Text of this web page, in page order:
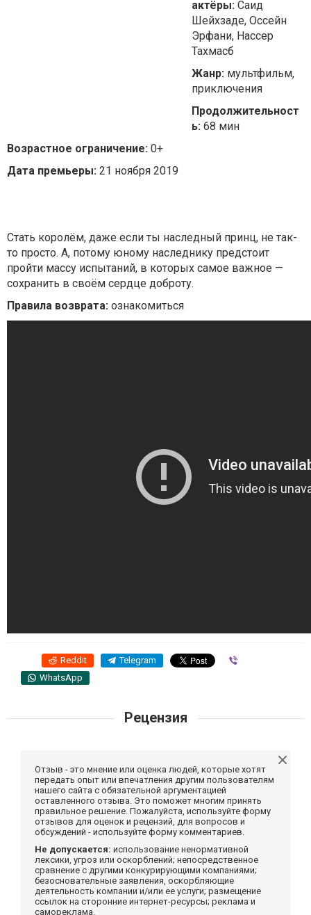
актёры: Саид
Шейхзаде, Оссейн
Эрфани, Нассер
Тахмасб
Жанр: мультфильм,
приключения
Продолжительност
ь: 68 мин
Возрастное ограничение: 0+
Дата премьеры: 21 ноября 2019
Стать королём, даже если ты наследный принц, не так-
то просто. А, потому юному наследнику предстоит
пройти массу испытаний, в которых самое важное —
сохранить в своём сердце доброту.
Правила возврата: ознакомиться
Reddit Telegram
WhatsApp
Рецензия
Отзыв - это мнение или оценка людей, которые хотят
передать опыт или впечатления другим пользователям
нашего сайта с обязательной аргументацией
оставленного отзыва. Это поможет многим принять
правильное решение. Пожалуйста, используйте форму
отзывов для оценок и рецензий, для вопросов и
обсуждений - используйте форму комментариев.
Не допускается: использование ненормативной
лексики, угроз или оскорблений; непосредственное
сравнение с другими конкурирующими компаниями;
безосновательные заявления, оскорбляющие
деятельность компании и/или ее услуги; размещение
ссылок на сторонние интернет-ресурсы; реклама и
самореклама.